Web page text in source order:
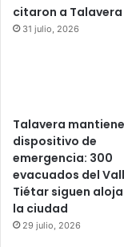
citaron a Talavera
31 julio, 2026
Talavera
dispositivo de
emergencia: 300
evacuados del
Tiétar siguen
la ciudad
29 julio, 2026